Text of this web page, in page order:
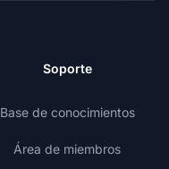
Soporte
Base de conocimientos
Área de miembros